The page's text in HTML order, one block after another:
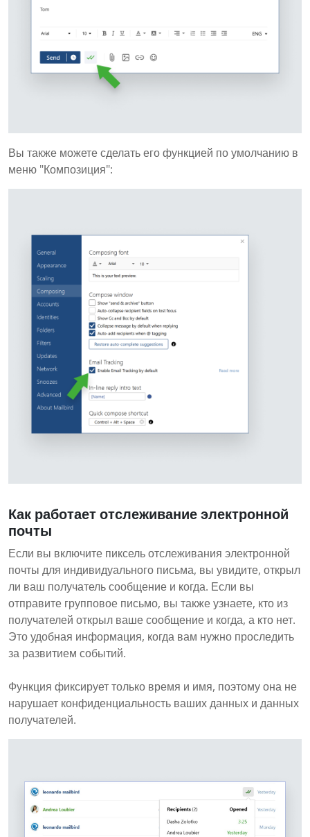
Вы также можете сделать его функцией по умолчанию в
меню "Композиция":
Как работает отслеживание электронной
почты
Если вы включите пиксель отслеживания электронной
почты для индивидуального письма, вы увидите, открыл
ли ваш получатель сообщение и когда. Если вы
отправите групповое письмо, вы также узнаете, кто из
получателей открыл ваше сообщение и когда, а кто нет.
Это удобная информация, когда вам нужно проследить
за развитием событий.
Функция фиксирует только время и имя, поэтому она не
нарушает конфиденциальность ваших данных и данных
получателей.